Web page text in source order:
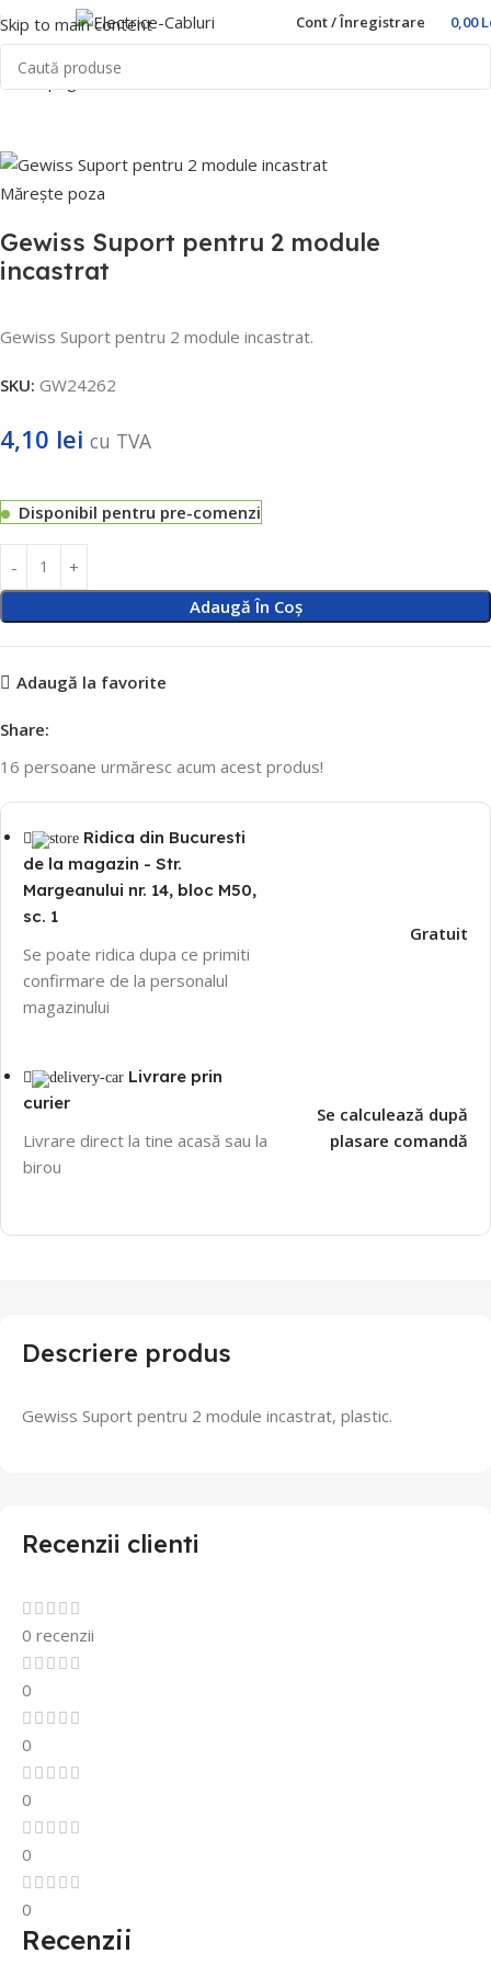
Skip to main content Cont / Înregistrare 0,00
Prima pagină
Mărește poza
Gewiss Suport pentru 2 module
incastrat
Gewiss Suport pentru 2 module incastrat.
SKU: GW24262
4,10 lei cu TVA
Disponibil pentru pre-comenzi
Adaugă În Coș
Adaugă la favorite
Share:
16 persoane urmăresc acum acest produs!
Ridica din Bucuresti
de la magazin - Str.
Margeanului nr. 14, bloc M50,
sc. 1
Se poate ridica dupa ce primiti
confirmare de la personalul
magazinului
Gratuit
Livrare prin
curier
Livrare direct la tine acasă sau la
birou
Se calculează după
plasare comandă
Descriere produs
Gewiss Suport pentru 2 module incastrat, plastic.
Recenzii clienti
0 recenzii
0
0
0
0
0
Recenzii